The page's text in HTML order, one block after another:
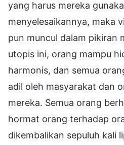
yang harus mereka
menyelesaikannya, maka
pun muncul dalam pikiran
utopis ini, orang mampu
harmonis, dan semua
adil oleh masyarakat dan
mereka. Semua orang
hormat orang terhadap
dikembalikan sepuluh kali